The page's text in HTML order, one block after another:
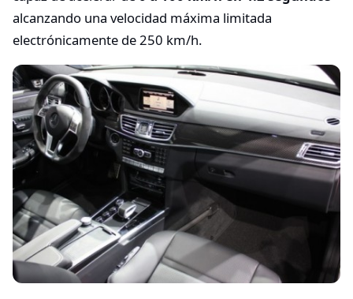
alcanzando una velocidad máxima limitada
electrónicamente de 250 km/h.